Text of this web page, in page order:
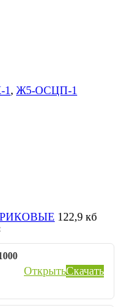
1 , Ж5-ОСЦП-1
122,9 кб
ОткрытьСкачать